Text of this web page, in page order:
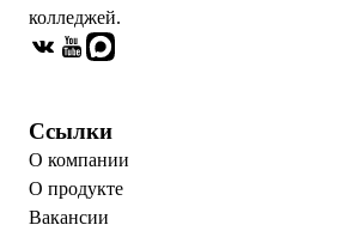
колледжей.
Ссылки
О компании
О продукте
Вакансии